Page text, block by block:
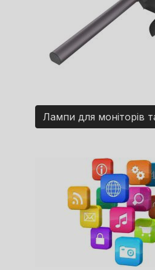
Лампи для моніторів